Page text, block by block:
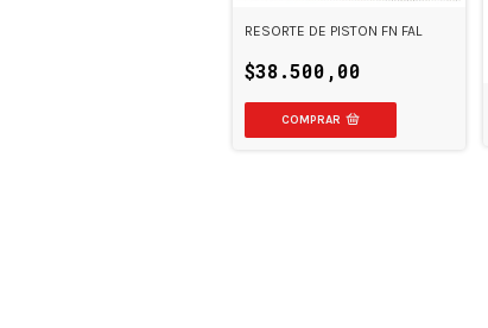
RESORTE DE PISTON FN FAL
$38.500,00